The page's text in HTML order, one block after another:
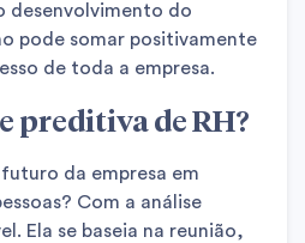
desenvolvimento do
pode somar positivamente
de toda a empresa.
preditiva de RH?
da empresa em
Com a análise
Ela se baseia na reunião,